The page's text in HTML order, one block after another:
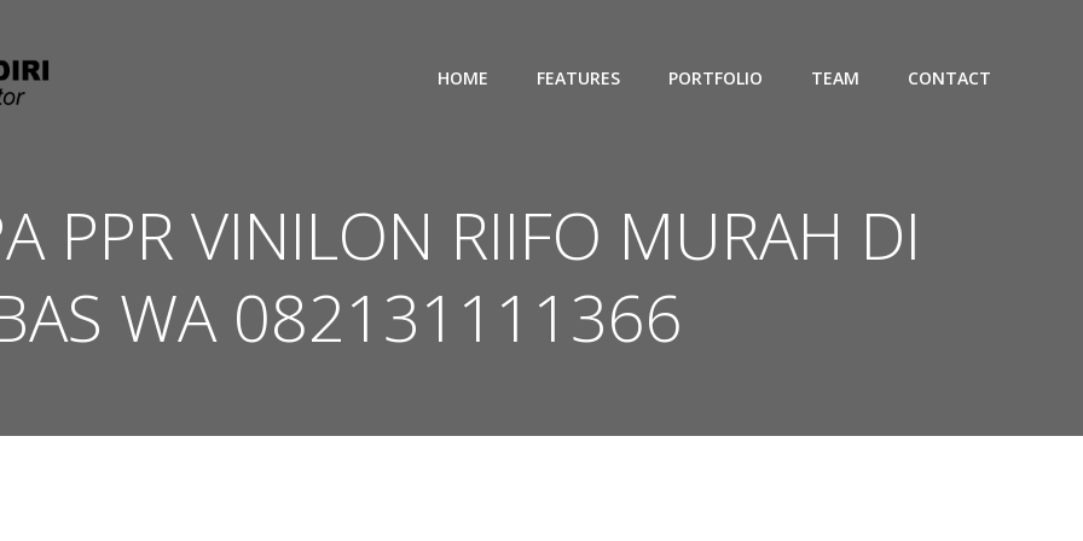
HOME FEATURES PORTFOLIO TEAM CONTACT
PPR VINILON RIIFO MURAH DI
WA 082131111366